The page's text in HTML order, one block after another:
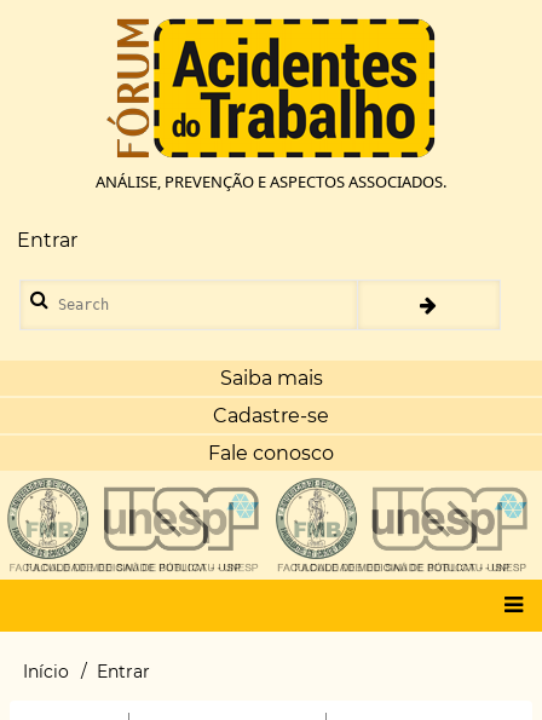
ANÁLISE, PREVENÇÃO E ASPECTOS ASSOCIADOS.
Menu
de
conta
de
usuário
Entrar
Search
Saiba mais
Cadastre-se
Fale conosco
Main
Trilha
Início Entrar